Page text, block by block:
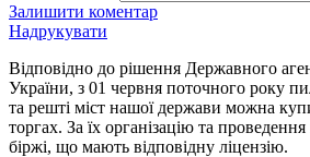
Залишити коментар
Надрукувати
Відповідно до рішення Державного
України, з 01 червня поточного року
та решті міст нашої держави можна
торгах. За їх організацію та
біржі, що мають відповідну ліцензію.